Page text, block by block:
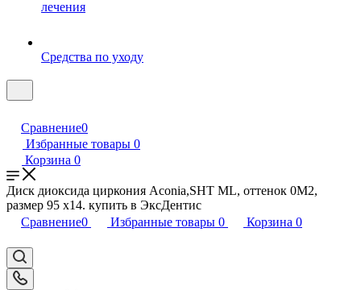
лечения
Средства по уходу
Сравнение0
Избранные товары 0
Корзина 0
Диск диоксида циркония Aconia,SHT ML, оттенок 0M2,
размер 95 x14. купить в ЭксДентис
Сравнение0 Избранные товары 0 Корзина 0